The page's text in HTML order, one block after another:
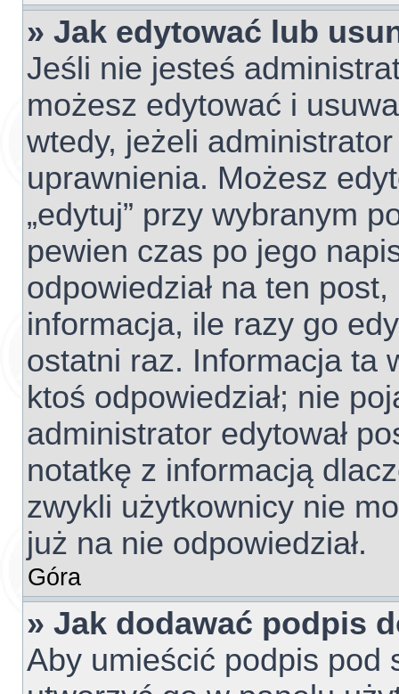
» Jak edytować lub
Jeśli nie jesteś
możesz edytować i
wtedy, jeżeli
uprawnienia. Możesz
„edytuj” przy wybranym
pewien czas po jego
odpowiedział na ten
informacja, ile razy go
ostatni raz. Informacja ta
ktoś odpowiedział; nie
administrator edytował
notatkę z informacją
zwykli użytkownicy nie
już na nie odpowiedział.
Góra
» Jak dodawać podpis
Aby umieścić podpis pod